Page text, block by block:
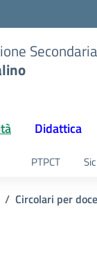
Didattica
PTPCT
Circolari per